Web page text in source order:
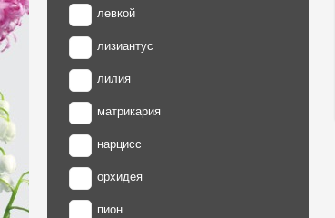
левкой
лизиантус
лилия
матрикария
нарцисс
орхидея
пион